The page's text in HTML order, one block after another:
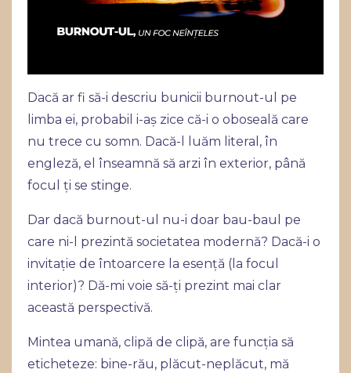
Dacă ar fi să-i descriu bunicii burnout-ul pe
limba ei, probabil i-aș zice că-i o oboseală care
nu trece cu somn. Dacă-l luăm literal, în
engleză, el înseamnă să arzi în exterior, până
focul ți se stinge.
Dar dacă burnout-ul nu-i doar bau-baul pe
care ni-l prezintă societatea modernă? Dacă-i o
invitație de întoarcere la esență (la focul
interior)? Dă-mi voie să-ți prezint mai clar
această perspectivă.
Mintea umană, clipă de clipă, are funcția să
eticheteze: bine-rău, plăcut-neplăcut, mă